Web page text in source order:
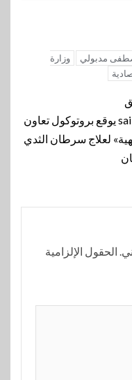
مدبولي
وزارة
بنك saib يوقع بروتوكول تعاون
لعلاج سرطان الثدي
الحقول الإلزامية